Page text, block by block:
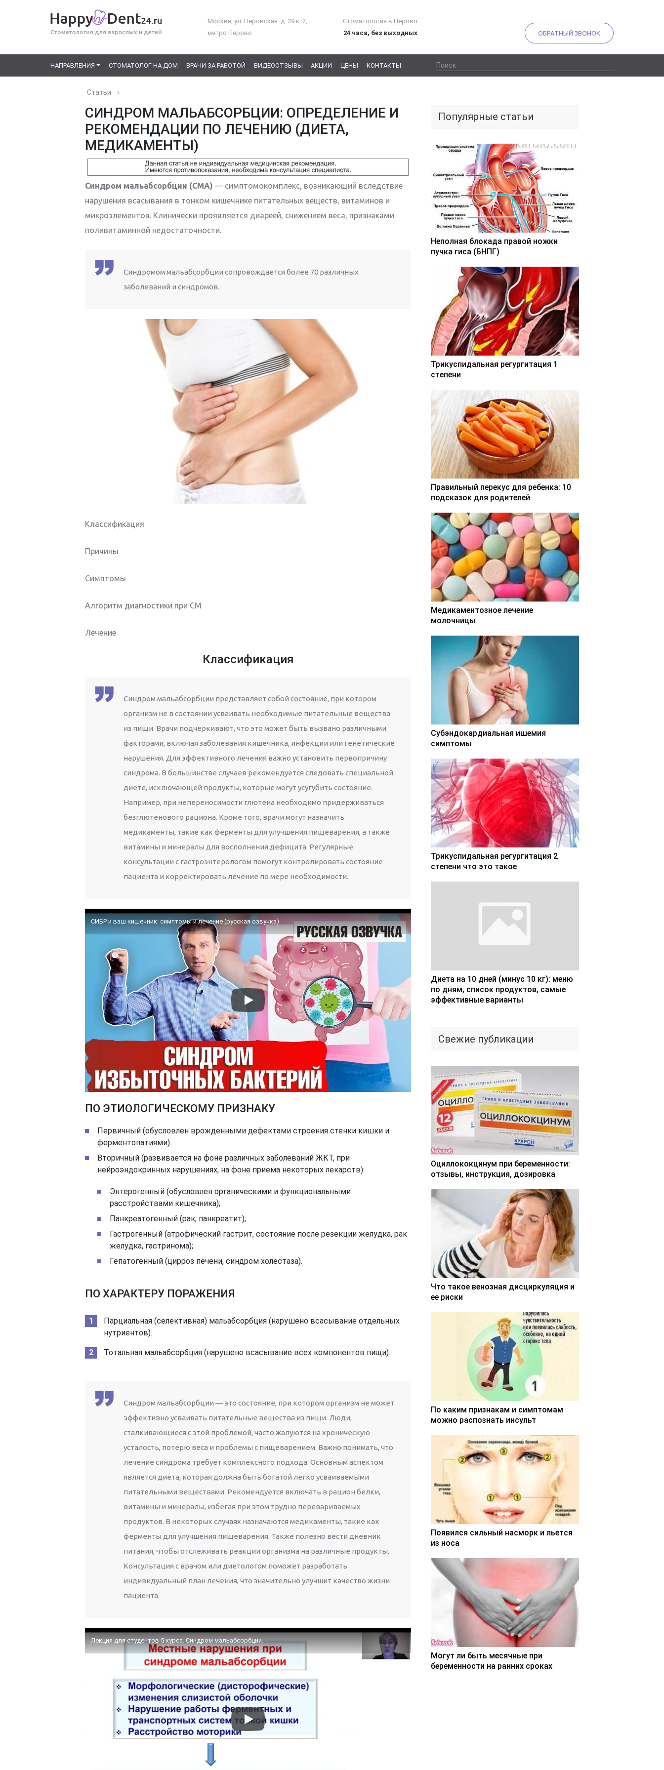
Москва, ул. Перовская. д. 39 к. 2,
метро Перово
Стоматология в Перово
24 часа, без выходных
ОБРАТНЫЙ ЗВОНОК
НАПРАВЛЕНИЯ СТОМАТОЛОГ НА ДОМ ВРАЧИ ЗА РАБОТОЙ ВИДЕООТЗЫВЫ АКЦИИ ЦЕНЫ КОНТАКТЫ
Статьи ›
СИНДРОМ МАЛЬАБСОРБЦИИ: ОПРЕДЕЛЕНИЕ И
РЕКОМЕНДАЦИИ ПО ЛЕЧЕНИЮ (ДИЕТА,
МЕДИКАМЕНТЫ)
Синдром мальабсорбции (СМА) — симптомокомплекс, возникающий вследствие
нарушения всасывания в тонком кишечнике питательных веществ, витаминов и
микроэлементов. Клинически проявляется диареей, снижением веса, признаками
поливитаминной недостаточности.
Синдромом мальабсорбции сопровождается более 70 различных
заболеваний и синдромов.
Классификация
Причины
Симптомы
Алгоритм диагностики при СМ
Лечение
Классификация
Синдром мальабсорбции представляет собой состояние, при котором
организм не в состоянии усваивать необходимые питательные вещества
из пищи. Врачи подчеркивают, что это может быть вызвано различными
факторами, включая заболевания кишечника, инфекции или генетические
нарушения. Для эффективного лечения важно установить первопричину
синдрома. В большинстве случаев рекомендуется следовать специальной
диете, исключающей продукты, которые могут усугубить состояние.
Например, при непереносимости глютена необходимо придерживаться
безглютенового рациона. Кроме того, врачи могут назначить
медикаменты, такие как ферменты для улучшения пищеварения, а также
витамины и минералы для восполнения дефицита. Регулярные
консультации с гастроэнтерологом помогут контролировать состояние
пациента и корректировать лечение по мере необходимости.
СИБР и ваш кишечник: симптомы и лечение (русская озвучка)
ПО ЭТИОЛОГИЧЕСКОМУ ПРИЗНАКУ
Первичный (обусловлен врожденными дефектами строения стенки кишки и
ферментопатиями).
Вторичный (развивается на фоне различных заболеваний ЖКТ, при
нейроэндокринных нарушениях, на фоне приема некоторых лекарств):
Энтерогенный (обусловлен органическими и функциональными
расстройствами кишечника);
Панкреатогенный (рак, панкреатит);
Гастрогенный (атрофический гастрит, состояние после резекции желудка, рак
желудка, гастринома);
Гепатогенный (цирроз печени, синдром холестаза).
ПО ХАРАКТЕРУ ПОРАЖЕНИЯ
Парциальная (селективная) мальабсорбция (нарушено всасывание отдельных
нутриентов).
Тотальная мальабсорбция (нарушено всасывание всех компонентов пищи).
Синдром мальабсорбции — это состояние, при котором организм не может
эффективно усваивать питательные вещества из пищи. Люди,
сталкивающиеся с этой проблемой, часто жалуются на хроническую
усталость, потерю веса и проблемы с пищеварением. Важно понимать, что
лечение синдрома требует комплексного подхода. Основным аспектом
является диета, которая должна быть богатой легко усваиваемыми
питательными веществами. Рекомендуется включать в рацион белки,
витамины и минералы, избегая при этом трудно перевариваемых
продуктов. В некоторых случаях назначаются медикаменты, такие как
ферменты для улучшения пищеварения. Также полезно вести дневник
питания, чтобы отслеживать реакции организма на различные продукты.
Консультация с врачом или диетологом поможет разработать
индивидуальный план лечения, что значительно улучшит качество жизни
пациента.
Лекция для студентов 5 курса. Синдром мальабсорбции.
Популярные статьи
Неполная блокада правой ножки
пучка гиса (БНПГ)
Трикуспидальная регургитация 1
степени
Правильный перекус для ребенка: 10
подсказок для родителей
Медикаментозное лечение
молочницы
Субэндокардиальная ишемия
симптомы
Трикуспидальная регургитация 2
степени что это такое
Диета на 10 дней (минус 10 кг): меню
по дням, список продуктов, самые
эффективные варианты
Свежие публикации
Оциллококцинум при беременности:
отзывы, инструкция, дозировка
Что такое венозная дисциркуляция и
ее риски
По каким признакам и симптомам
можно распознать инсульт
Появился сильный насморк и льется
из носа
Могут ли быть месячные при
беременности на ранних сроках